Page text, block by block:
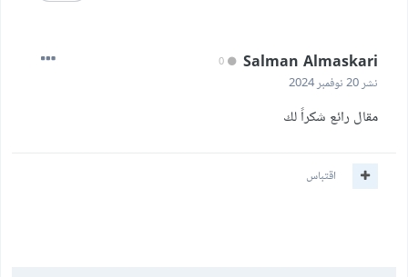
Salman Almaskari
نشر20 نوفمبر 2024
مقال رائع شكراً لك
اقتباس